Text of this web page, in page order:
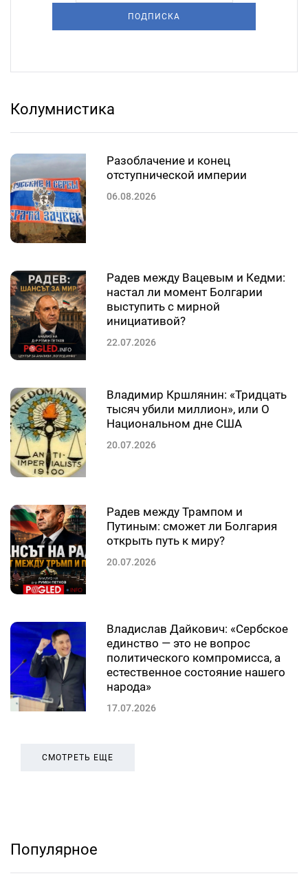
ПОДПИСКА
Колумнистика
Разоблачение и конец
отступнической империи
06.08.2026
Радев между Вацевым и Кедми:
настал ли момент Болгарии
выступить с мирной
инициативой?
22.07.2026
Владимир Кршлянин: «Тридцать
тысяч убили миллион», или О
Национальном дне США
20.07.2026
Радев между Трампом и
Путиным: сможет ли Болгария
открыть путь к миру?
20.07.2026
Владислав Дайкович: «Сербское
единство — это не вопрос
политического компромисса, а
естественное состояние нашего
народа»
17.07.2026
СМОТРЕТЬ ЕЩЕ
Популярное